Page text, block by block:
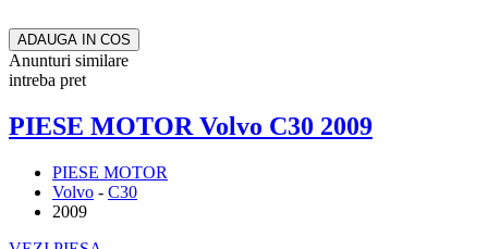
ADAUGA IN COS
Anunturi similare
intreba pret
PIESE MOTOR Volvo C30 2009
PIESE MOTOR
Volvo - C30
2009